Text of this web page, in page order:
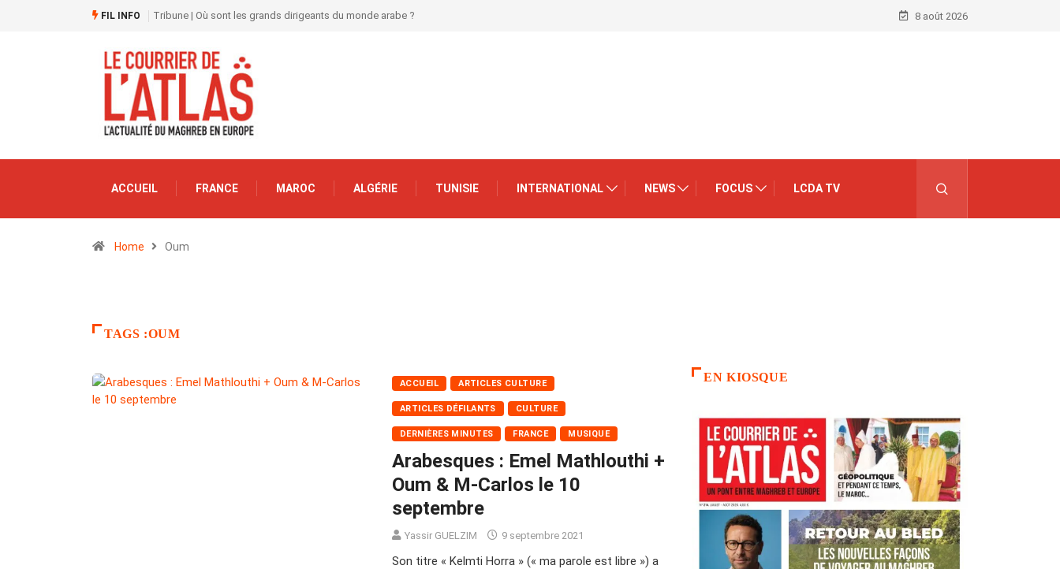
FIL INFO Tribune | Où sont les grands dirigeants du monde arabe ? 8 août 2026
ACCUEIL FRANCE MAROC ALGÉRIE TUNISIE INTERNATIONAL NEWS FOCUS LCDA TV
Home Oum
TAGS :OUM
ACCUEIL ARTICLES CULTURE
ARTICLES DÉFILANTS CULTURE
DERNIÈRES MINUTES FRANCE MUSIQUE
Arabesques : Emel Mathlouthi +
Oum & M-Carlos le 10
septembre
Yassir GUELZIM 9 septembre 2021
Son titre « Kelmti Horra » (« ma parole est libre ») a
EN KIOSQUE